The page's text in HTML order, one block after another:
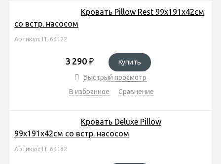
Кровать Pillow Rest 99х191х42см
со встр. насосом
Артикул: IT-64122
3 290 ₽
Купить
Быстрый просмотр
В избранное
Сравнение
Кровать Deluxe Pillow
99х191х42см со встр. насосом
Артикул: IT-64132